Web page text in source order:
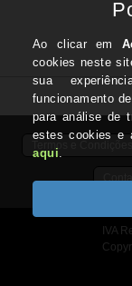
Termos e Condições
IVA